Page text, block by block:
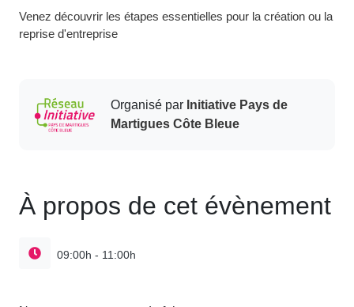
Venez découvrir les étapes essentielles pour la création ou la
reprise d'entreprise
Organisé parInitiative Pays de
Martigues Côte Bleue
À propos de cet évènement
09:00h - 11:00h